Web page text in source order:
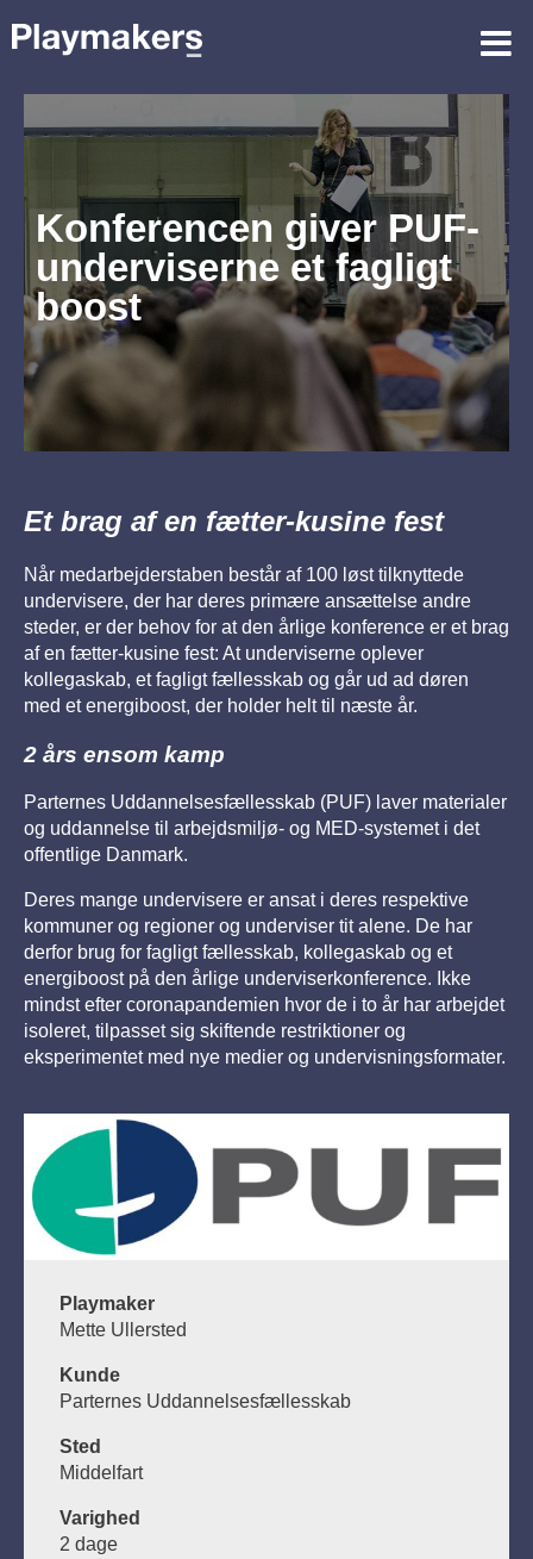
Konferencen giver PUF-
underviserne et fagligt
boost
Et brag af en fætter-kusine fest
Når medarbejderstaben består af 100 løst tilknyttede
undervisere, der har deres primære ansættelse andre
steder, er der behov for at den årlige konference er et brag
af en fætter-kusine fest: At underviserne oplever
kollegaskab, et fagligt fællesskab og går ud ad døren
med et energiboost, der holder helt til næste år.
2 års ensom kamp
Parternes Uddannelsesfællesskab (PUF) laver materialer
og uddannelse til arbejdsmiljø- og MED-systemet i det
offentlige Danmark.
Deres mange undervisere er ansat i deres respektive
kommuner og regioner og underviser tit alene. De har
derfor brug for fagligt fællesskab, kollegaskab og et
energiboost på den årlige underviserkonference. Ikke
mindst efter coronapandemien hvor de i to år har arbejdet
isoleret, tilpasset sig skiftende restriktioner og
eksperimentet med nye medier og undervisningsformater.
Playmaker
Mette Ullersted
Kunde
Parternes Uddannelsesfællesskab
Sted
Middelfart
Varighed
2 dage